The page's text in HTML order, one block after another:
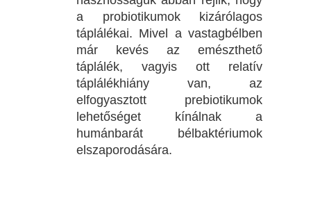
a probiotikumok kizárólagos
táplálékai. Mivel a vastagbélben
már kevés az emészthető
táplálék, vagyis ott relatív
táplálékhiány van, az
elfogyasztott prebiotikumok
lehetőséget kínálnak a
humánbarát bélbaktériumok
elszaporodására.